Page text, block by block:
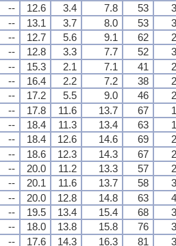
-- 12.6 3.4 7.8 53
-- 13.1 3.7 8.0 53
-- 12.7 5.6 9.1 62
-- 12.8 3.3 7.7 52
-- 15.3 2.1 7.1 41
-- 16.4 2.2 7.2 38
-- 17.2 5.5 9.0 46
-- 17.8 11.6 13.7 67
-- 18.4 11.3 13.4 63
-- 18.4 12.6 14.6 69
-- 18.6 12.3 14.3 67
-- 20.0 11.2 13.3 57
-- 20.1 11.6 13.7 58
-- 20.0 12.8 14.8 63
-- 19.5 13.4 15.4 68
-- 18.0 13.8 15.8 76
-- 17.6 14.3 16.3 81